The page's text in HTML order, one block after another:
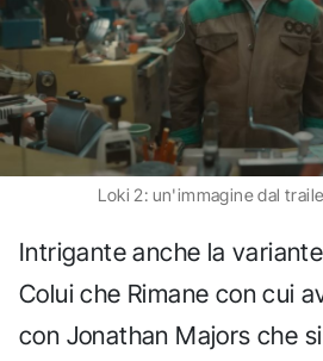
Loki 2: un'immagine dal
Intrigante anche la
Colui che Rimane con cui
con Jonathan Majors che